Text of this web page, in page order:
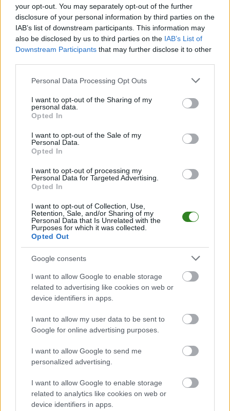
your opt-out. You may separately opt-out of the further
disclosure of your personal information by third parties on the
IAB’s list of downstream participants. This information may
also be disclosed by us to third parties on the IAB’s List of
Downstream Participants that may further disclose it to other
Please note that this website/app uses one or more Google
not limited to your visit or usage behaviour. You may click to
grant or deny consent to Google and its third-party tags to
use your data for below specified purposes in below Google
consent section.
Personal Data Processing Opt Outs
I want to opt-out of the Sharing of my
personal data.
Opted In
I want to opt-out of the Sale of my
Personal Data.
Opted In
I want to opt-out of processing my
Personal Data for Targeted Advertising.
Opted In
I want to opt-out of Collection, Use,
Retention, Sale, and/or Sharing of my
Personal Data that Is Unrelated with the
Purposes for which it was collected.
Opted Out
Google consents
I want to allow Google to enable storage
related to advertising like cookies on web or
device identifiers in apps.
I want to allow my user data to be sent to
Google for online advertising purposes.
I want to allow Google to send me
personalized advertising.
I want to allow Google to enable storage
related to analytics like cookies on web or
device identifiers in apps.
Więcej o meczu:KS
Wiązownica - ŁKS Łowisko
Więcej o lidze: IV liga
podkarpacka
CZYTAJ TAKŻE
2026-08-09 12:01
- Pogoń Leżajsk
transmisja na żywo.
Gdzie oglądać?
(09.08.2026)
Sześć goli w
Tyczynie! Wisłok
beniaminka
2026-08-06 19:38
KS Wiązownica
Trzech 19-latków
dołączyło do
czwartoligowca
KOMENTARZE
Uwaga!
Teraz komentarze są domyślnie ukryte, aby poprawić
„Zobacz komentarze”, aby je wyświetlić i dołączyć do
dyskusji.
Zobacz komentarze
NASTĘPNY ARTYKUŁ